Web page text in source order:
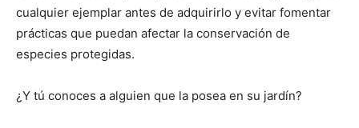
cualquier ejemplar antes de adquirirlo y evitar fomentar
prácticas que puedan afectar la conservación de
especies protegidas.
¿Y tú conoces a alguien que la posea en su jardín?